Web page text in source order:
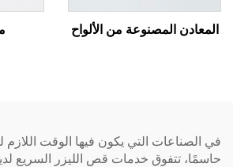
المعادن المصنوعة من الألواح
في الصناعات التي يكون فيها الوقت
حاسمًا، تتفوق خدمات قص الليزر السريع